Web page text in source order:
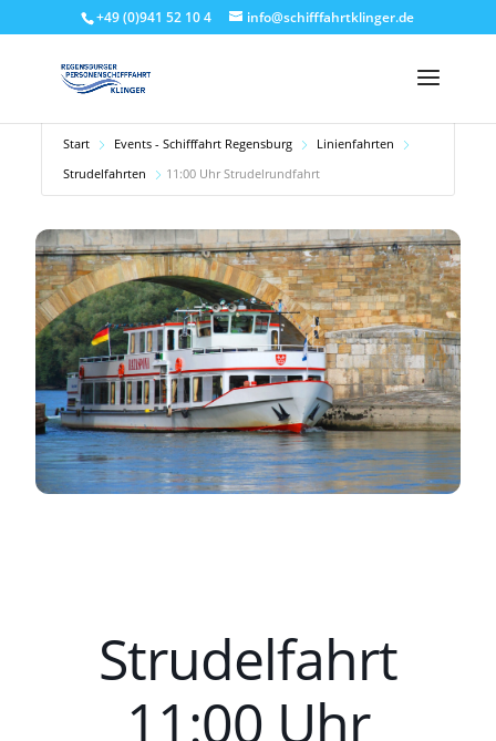
+49 (0)941 52 10 4 info@schifffahrtklinger.de
Start Events - Schifffahrt Regensburg
Linienfahrten
Strudelfahrten
11:00 Uhr Strudelrundfahrt
Strudelfahrt
11:00 Uhr